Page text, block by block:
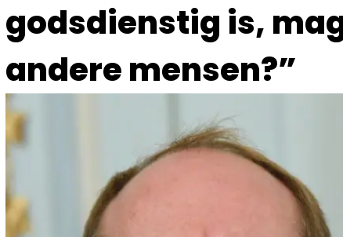
godsdienstig is,
andere mensen?”